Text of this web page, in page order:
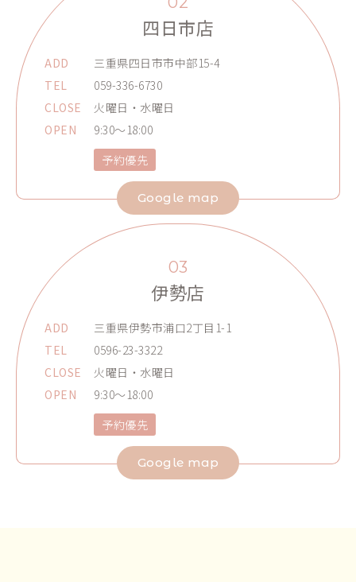
四日市店
ADD
三重県四日市市中部15-4
TEL
059-336-6730
CLOSE
火曜日・水曜日
OPEN
9:30～18:00
予約優先
Google map
03
伊勢店
ADD
三重県伊勢市浦口2丁目1-1
TEL
0596-23-3322
CLOSE
火曜日・水曜日
OPEN
9:30～18:00
予約優先
Google map